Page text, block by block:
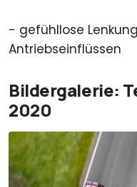
- gefühllose
Antriebseinflüssen
Bildergalerie:
2020